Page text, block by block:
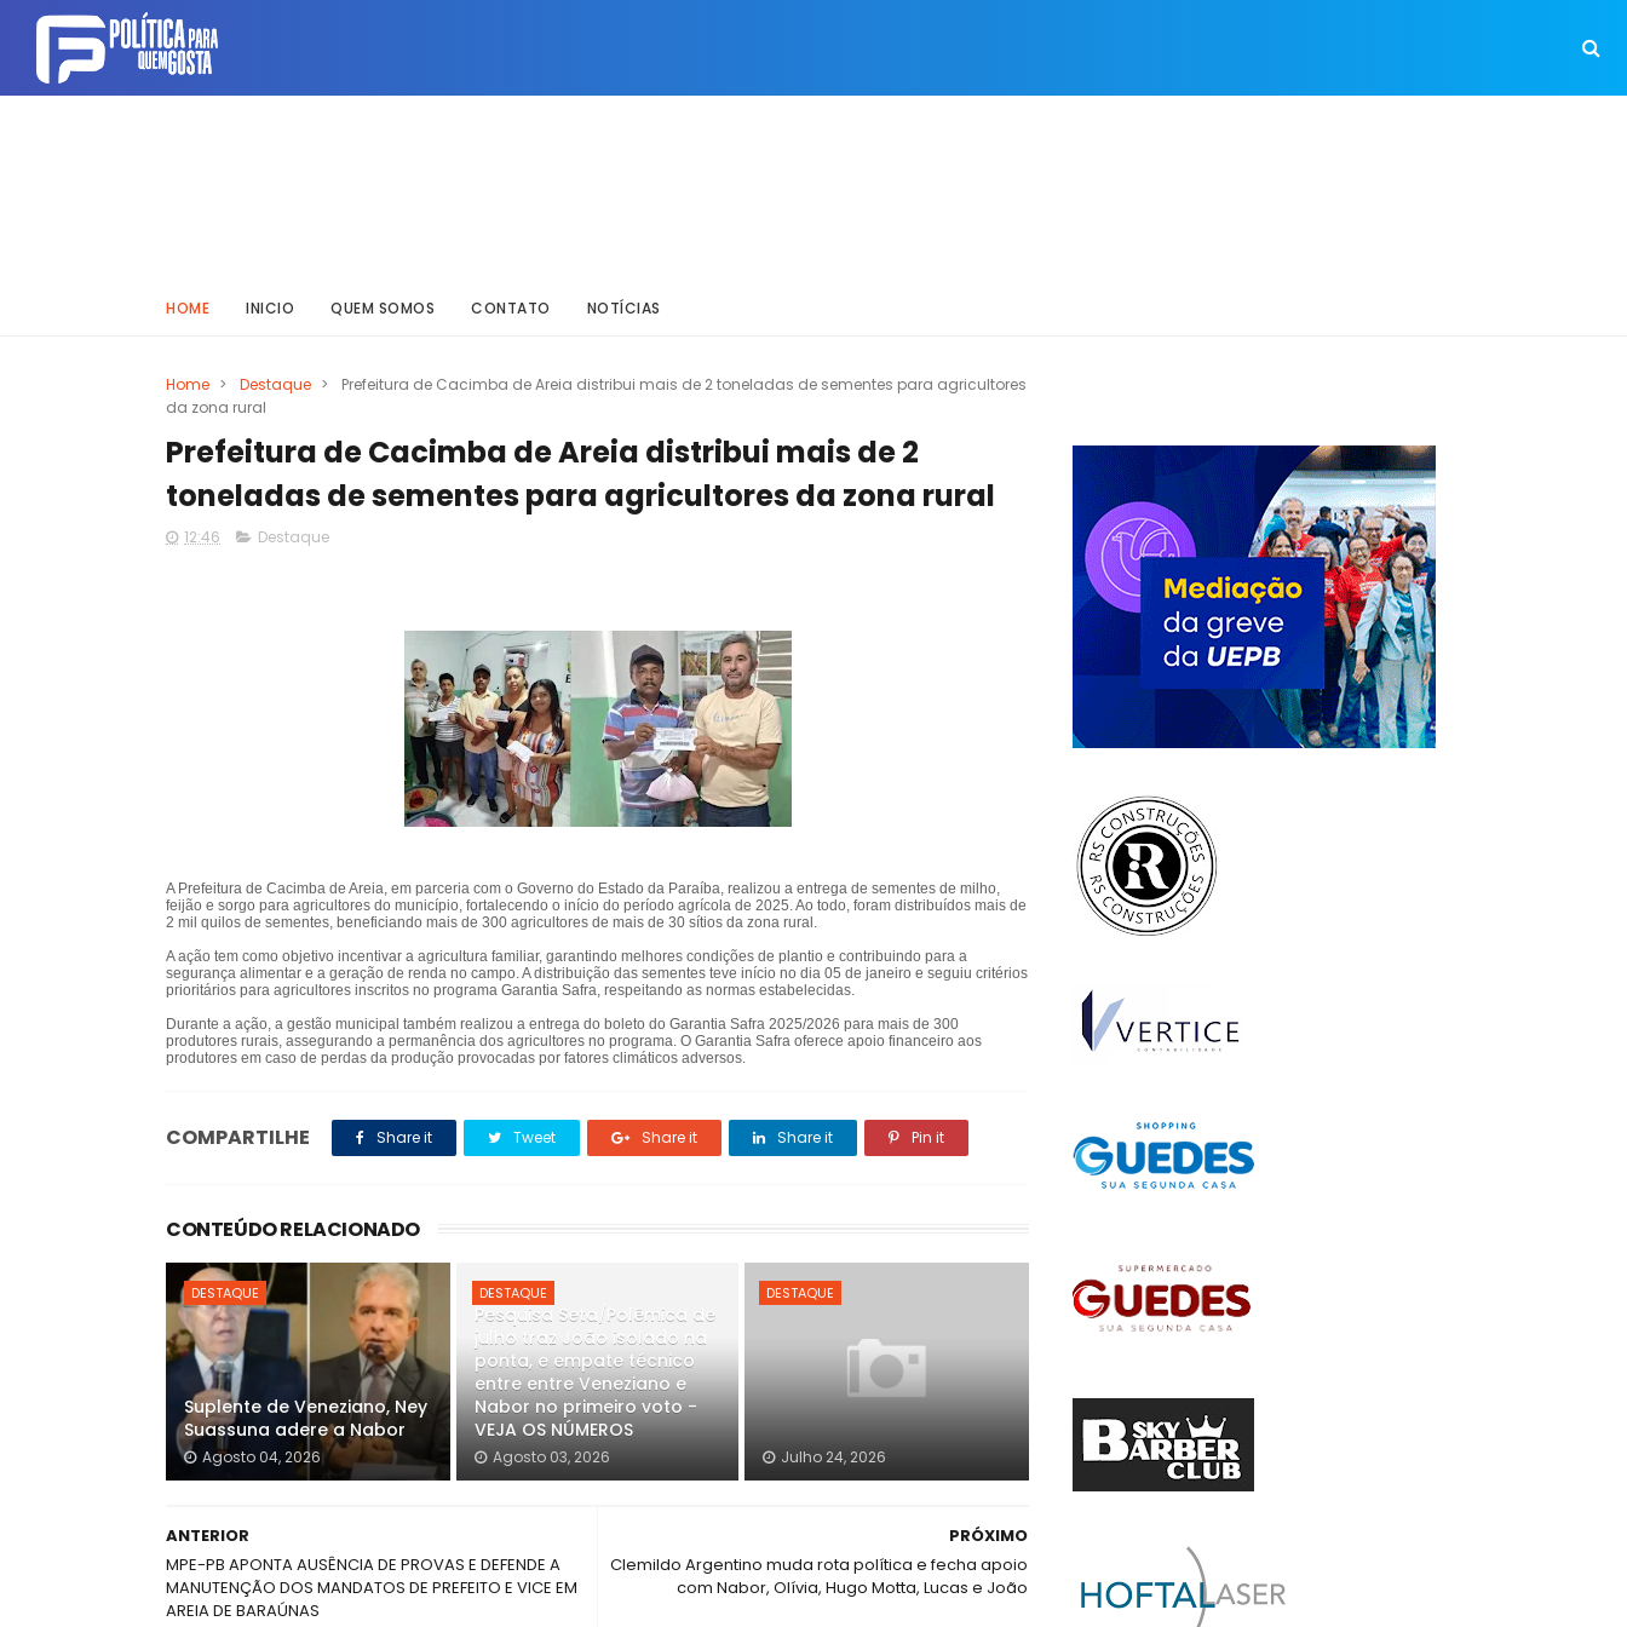
HOME INICIO QUEM SOMOS CONTATO NOTÍCIAS
Home > Destaque >
Prefeitura de Cacimba de Areia distribui mais de 2 toneladas de sementes para agricultores
da zona rural
Prefeitura de Cacimba de Areia distribui mais de 2
toneladas de sementes para agricultores da zona rural
12:46 Destaque
A Prefeitura de Cacimba de Areia, em parceria com o Governo do Estado da Paraíba, realizou a entrega de sementes de milho,
feijão e sorgo para agricultores do município, fortalecendo o início do período agrícola de 2025. Ao todo, foram distribuídos mais de
2 mil quilos de sementes, beneficiando mais de 300 agricultores de mais de 30 sítios da zona rural.
A ação tem como objetivo incentivar a agricultura familiar, garantindo melhores condições de plantio e contribuindo para a
segurança alimentar e a geração de renda no campo. A distribuição das sementes teve início no dia 05 de janeiro e seguiu critérios
prioritários para agricultores inscritos no programa Garantia Safra, respeitando as normas estabelecidas.
Durante a ação, a gestão municipal também realizou a entrega do boleto do Garantia Safra 2025/2026 para mais de 300
produtores rurais, assegurando a permanência dos agricultores no programa. O Garantia Safra oferece apoio financeiro aos
produtores em caso de perdas da produção provocadas por fatores climáticos adversos.
COMPARTILHE Share it Tweet Share it Share it Pin it
CONTEÚDO RELACIONADO
DESTAQUE
Suplente de Veneziano, Ney
Suassuna adere a Nabor
Agosto 04, 2026
DESTAQUE
Pesquisa Seta/Polêmica de
julho traz João isolado na
ponta, e empate técnico
entre entre Veneziano e
Nabor no primeiro voto -
VEJA OS NÚMEROS
Agosto 03, 2026
DESTAQUE
Julho 24, 2026
PRÓXIMO
Clemildo Argentino muda rota política e fecha apoio
com Nabor, Olívia, Hugo Motta, Lucas e João
ANTERIOR
MPE-PB APONTA AUSÊNCIA DE PROVAS E DEFENDE A
MANUTENÇÃO DOS MANDATOS DE PREFEITO E VICE EM
AREIA DE BARAÚNAS